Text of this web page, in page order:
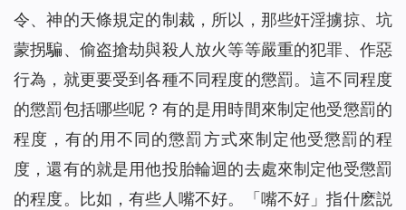
令、神的天條規定的制裁，所以，那些奸淫擄掠、坑
蒙拐騙、偷盗搶劫與殺人放火等等嚴重的犯罪、作惡
行為，就更要受到各種不同程度的懲罰。這不同程度
的懲罰包括哪些呢？有的是用時間來制定他受懲罰的
程度，有的用不同的懲罰方式來制定他受懲罰的程
度，還有的就是用他投胎輪迴的去處來制定他受懲罰
的程度。比如，有些人嘴不好。「嘴不好」指什麽説